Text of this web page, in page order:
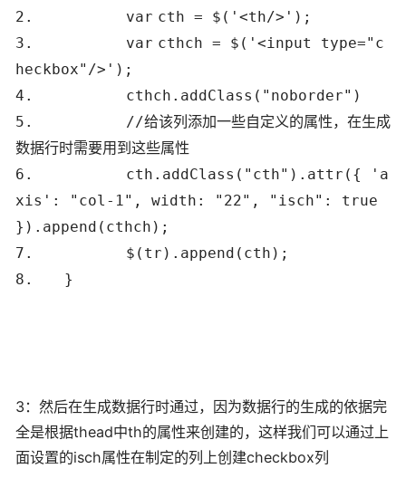
2.
var cth = $( '<th/>' );
3.
var cthch = $( '<input type="c
heckbox"/>' );
4.
cthch.addClass( "noborder" )
5.
//给该列添加一些自定义的属性，在生成
数据行时需要用到这些属性
6.
cth.addClass( "cth" ).attr({
'a
xis' : "col-1" , width: "22" , "isch" : true
}).append(cthch);
7.
$(tr).append(cth);
8.
}
3：然后在生成数据行时通过，因为数据行的生成的依据完
全是根据thead中th的属性来创建的，这样我们可以通过上
面设置的isch属性在制定的列上创建checkbox列